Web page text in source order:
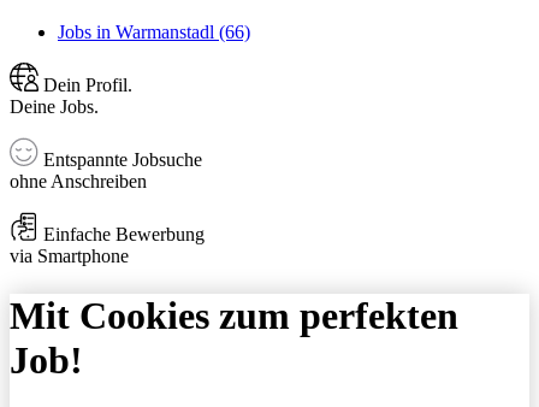
Jobs in Warmanstadl (66)
Dein Profil.
Deine Jobs.
Entspannte Jobsuche
ohne Anschreiben
Einfache Bewerbung
via Smartphone
Mit Cookies zum perfekten
Job!